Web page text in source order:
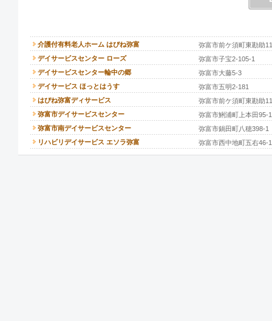
介護付有料老人ホーム はぴね弥富
弥富市前ケ須町東勘助
デイサービスセンター ローズ
弥富市子宝2-105-1
デイサービスセンター輪中の郷
弥富市大藤5-3
デイサービス ほっとはうす
弥富市五明2-181
はぴね弥富ディサービス
弥富市前ケ須町東勘助
弥富市デイサービスセンター
弥富市鯏浦町上本田95-1
弥富市南デイサービスセンター
弥富市鍋田町八穂398-1
リハビリデイサービス エソラ弥富
弥富市西中地町五右46-